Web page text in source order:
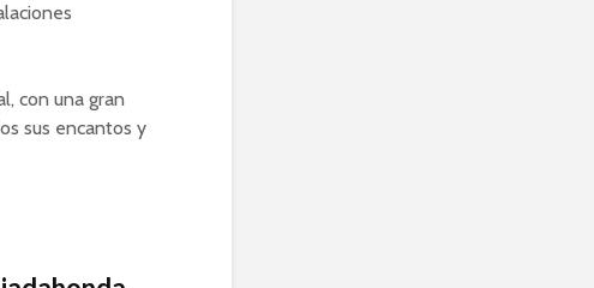
con una gran
sus encantos y